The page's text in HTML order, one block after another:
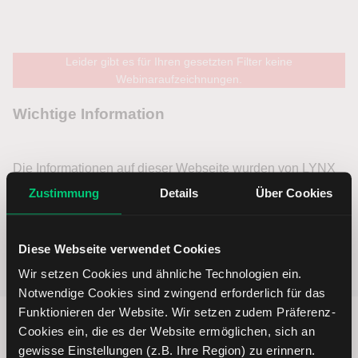
Zustimmung Details Über Cookies
Diese Webseite verwendet Cookies
Wir setzen Cookies und ähnliche Technologien ein.
Notwendige Cookies sind zwingend erforderlich für das
Funktionieren der Website. Wir setzen zudem Präferenz-
Cookies ein, die es der Website ermöglichen, sich an
gewisse Einstellungen (z.B. Ihre Region) zu erinnern.
Leider gibt es für Ihren gesetzten Filter keine
Webinaraufzeichnungen.
5 entscheidende Vorteile vom